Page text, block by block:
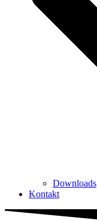
Downloads
Kontakt